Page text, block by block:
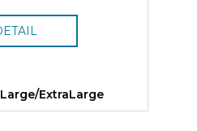
Large/ExtraLarge